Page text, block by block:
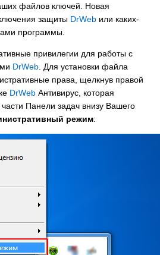
файлов ключей. Новая
защиты DrWeb или каких-
программы.
привилегии для работы с
DrWeb . Для установки файла
права, щелкнув правой
DrWeb Антивирус, которая
Панели задач внизу Вашего
режим: